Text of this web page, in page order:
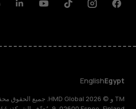
Facebook
Instagram
Tiktok
Youtube
Egypt
English